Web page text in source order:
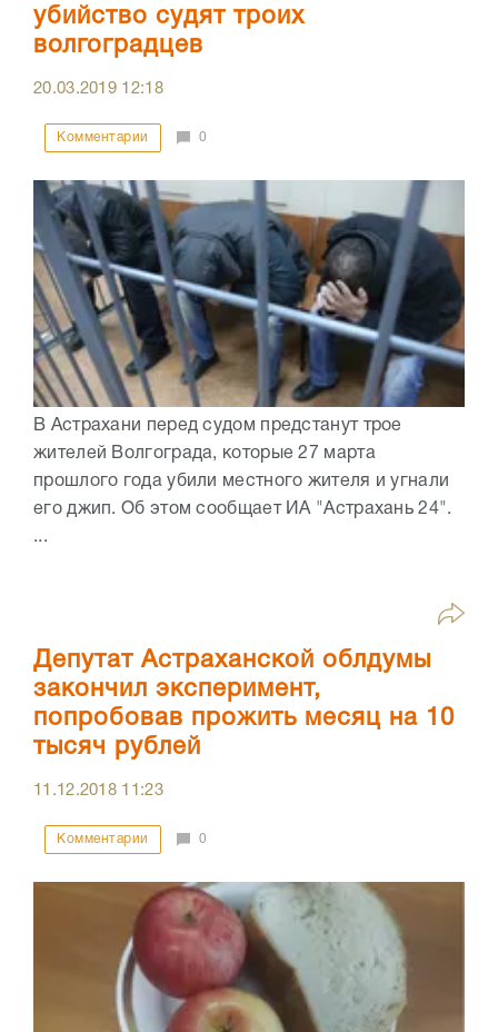
убийство судят троих
волгоградцев
20.03.2019 12:18
Комментарии 0
В Астрахани перед судом предстанут трое
жителей Волгограда, которые 27 марта
прошлого года убили местного жителя и угнали
его джип. Об этом сообщает ИА "Астрахань 24".
...
Депутат Астраханской облдумы
закончил эксперимент,
попробовав прожить месяц на 10
тысяч рублей
11.12.2018 11:23
Комментарии 0